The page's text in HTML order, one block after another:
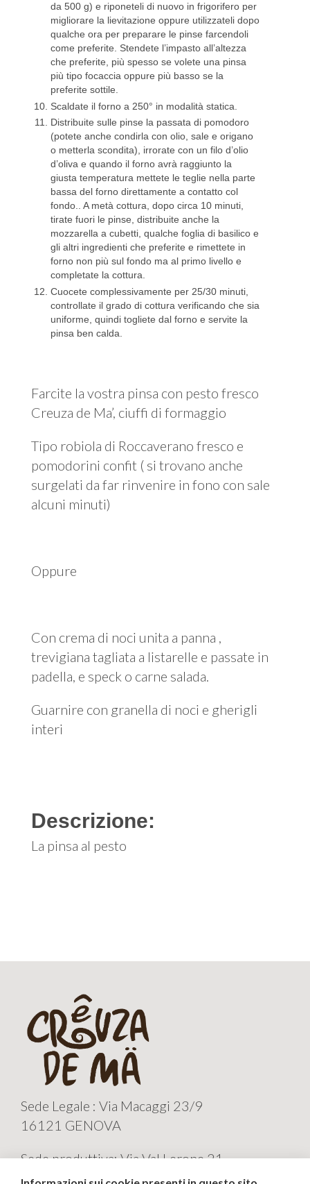
da 500 g) e riponeteli di nuovo in frigorifero per
migliorare la lievitazione oppure utilizzateli dopo
qualche ora per preparare le pinse farcendoli
come preferite. Stendete l’impasto all’altezza
che preferite, più spesso se volete una pinsa
più tipo focaccia oppure più basso se la
preferite sottile.
Scaldate il forno a 250° in modalità statica.
Distribuite sulle pinse la passata di pomodoro
(potete anche condirla con olio, sale e origano
o metterla scondita), irrorate con un filo d’olio
d’oliva e quando il forno avrà raggiunto la
giusta temperatura mettete le teglie nella parte
bassa del forno direttamente a contatto col
fondo.. A metà cottura, dopo circa 10 minuti,
tirate fuori le pinse, distribuite anche la
mozzarella a cubetti, qualche foglia di basilico e
gli altri ingredienti che preferite e rimettete in
forno non più sul fondo ma al primo livello e
completate la cottura.
Cuocete complessivamente per 25/30 minuti,
controllate il grado di cottura verificando che sia
uniforme, quindi togliete dal forno e servite la
pinsa ben calda.
Farcite la vostra pinsa con pesto fresco
Creuza de Ma’, ciuffi di formaggio
Tipo robiola di Roccaverano fresco e
pomodorini confit ( si trovano anche
surgelati da far rinvenire in fono con sale
alcuni minuti)
Oppure
Con crema di noci unita a panna ,
trevigiana tagliata a listarelle e passate in
padella, e speck o carne salada.
Guarnire con granella di noci e gherigli
interi
Descrizione:
La pinsa al pesto
Sede Legale : Via Macaggi 23/9
16121 GENOVA
Sede produttiva: Via Val Lerone 21
16011 ARENZANO GE